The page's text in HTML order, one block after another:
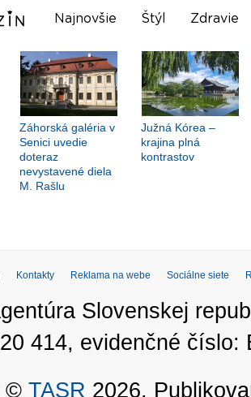
Najnovšie Štýl Zdravie
Záhorská galéria v
Senici uvedie
doteraz
nevystavené diela
M. Rašlu
Južná Kórea –
krajina plná
kontrastov
Kontakty Reklama na webe Sociálne siete
Slovenskej
414, evidenčné číslo:
© TASR 2026.